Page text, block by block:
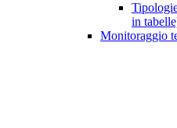
in
Monitoraggio